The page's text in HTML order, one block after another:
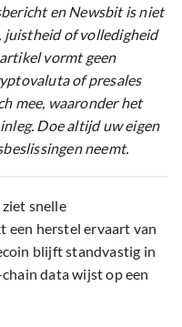
en Newsbit is niet
of volledigheid
vormt geen
of presales
mee, waaronder het
Doe altijd uw eigen
neemt.
snelle
een herstel ervaart van
blijft standvastig in
data wijst op een